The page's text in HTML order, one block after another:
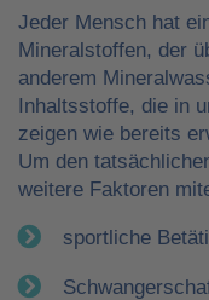
Jeder Mensch hat
Mineralstoffen, der
anderem
Inhaltsstoffe, die in
zeigen wie bereits
Um den
weitere Faktoren
sportliche